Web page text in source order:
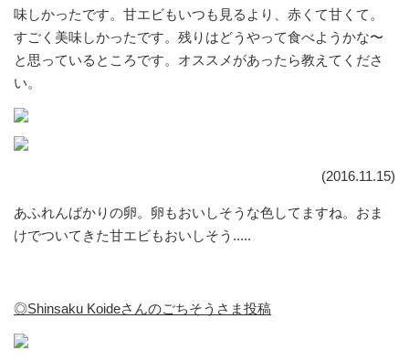
味しかったです。甘エビもいつも見るより、赤くて甘くて。
すごく美味しかったです。残りはどうやって食べようかな〜
と思っているところです。オススメがあったら教えてくださ
い。
(2016.11.15)
あふれんばかりの卵。卵もおいしそうな色してますね。おま
けでついてきた甘エビもおいしそう.....
◎Shinsaku Koideさんのごちそうさま投稿